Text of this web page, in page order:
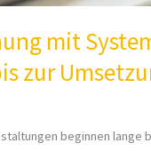
mit
zur
beginnen lange